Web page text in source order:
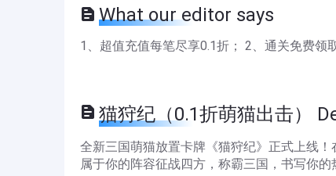
What our editor says
1、超值充值每笔尽享0.1折； 2、通关免费领
猫狩纪（0.1折萌猫出击）
全新三国萌猫放置卡牌《猫狩纪》正式上线
属于你的阵容征战四方，称霸三国，书写你的